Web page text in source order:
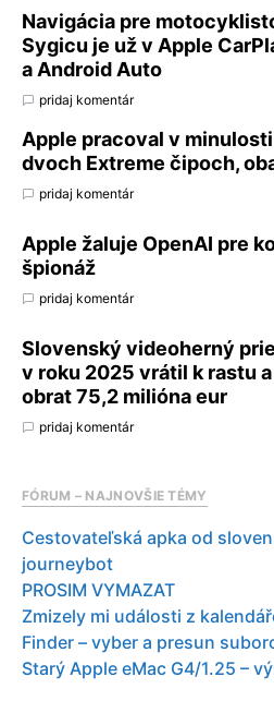
Navigácia pre
Sygicu je už v Apple
a Android Auto
pridaj komentár
Apple pracoval v
dvoch Extreme čipoch,
pridaj komentár
Apple žaluje OpenAI pre
špionáž
pridaj komentár
Slovenský videoherný
v roku 2025 vrátil k rastu
obrat 75,2 milióna eur
pridaj komentár
FÓRUM – NAJNOVŠIE TÉMY
Cestovateľská apka od
journeybot
PROSIM VYMAZAT
Zmizely mi události z
Finder – vyber a presun
Starý Apple eMac G4/1.25 –